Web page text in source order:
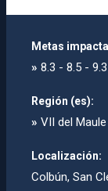
Metas
» 8.3 - 8.5 -
Región (es):
» VII del Maule
Localización:
Colbún, San